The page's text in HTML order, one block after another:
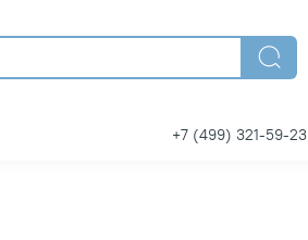
+7 (499) 321-59-23